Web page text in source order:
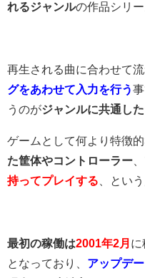
れるジャンルの作品シリー
再生される曲に合わせて
グをあわせて入力を行う事
うのがジャンルに共通し
ゲームとして何より特徴
た筐体やコントローラー
持ってプレイする 、とい
最初の稼働は2001年2月 に
となっており、 アップデ